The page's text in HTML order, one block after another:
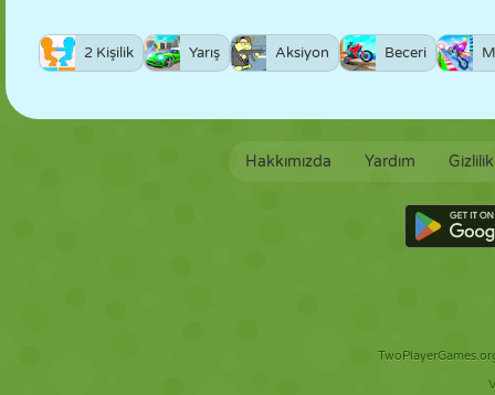
2 Kişilik Yarış Aksiyon Beceri
Hakkımızda Yardım